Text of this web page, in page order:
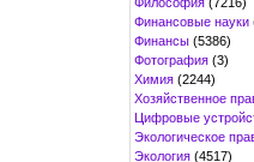
Финансовые науки
Финансы (5386)
Фотография (3)
Химия (2244)
Хозяйственное
Цифровые
Экологическое
Экология (4517)